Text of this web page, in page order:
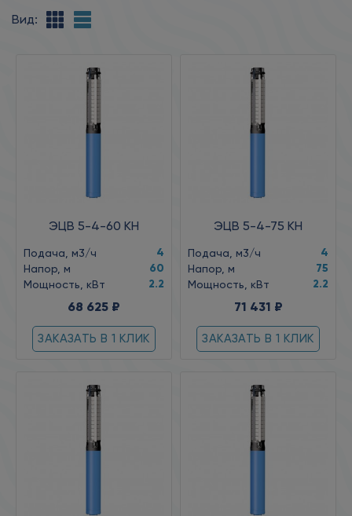
Вид:
ЭЦВ 5-4-60 КН
Подача, м3/ч 4
Напор, м 60
Мощность, кВт 2.2
68 625 ₽
ЗАКАЗАТЬ В 1 КЛИК
ЭЦВ 5-4-75 КН
Подача, м3/ч 4
Напор, м 75
Мощность, кВт 2.2
71 431 ₽
ЗАКАЗАТЬ В 1 КЛИК